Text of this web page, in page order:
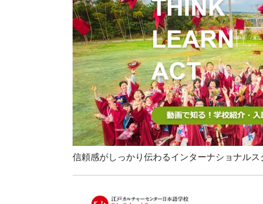
信頼感がしっかり伝わるインターナショナル